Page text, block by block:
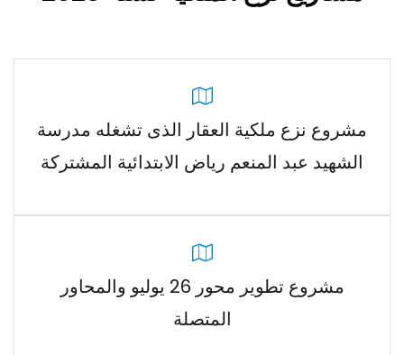
مشروع نزع ملكية العقار الذى تشغله مدرسة
الشهيد عبد المنعم رياض الابتدائية المشتركة
مشروع تطوير محور 26 يوليو والمحاور
المتصلة